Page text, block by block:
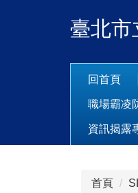
臺北市
回首頁
職場霸凌
資訊揭露
首頁